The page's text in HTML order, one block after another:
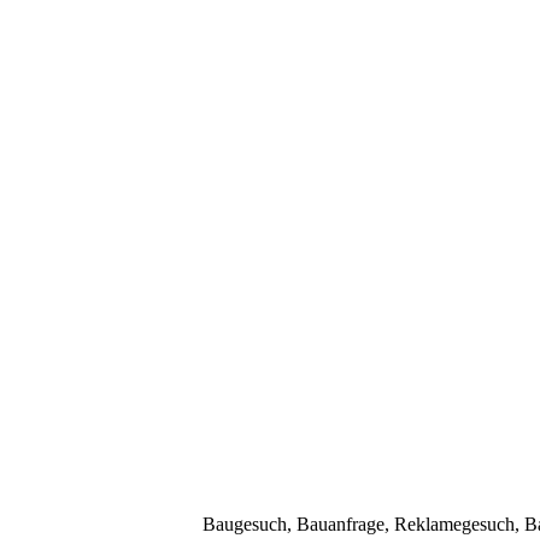
Baugesuch, Bauanfrage, Reklamegesuch,